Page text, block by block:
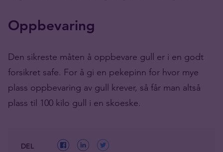
Oppbevaring
Den sikreste måten å oppbevare gull er i en godt
forsikret safe. For å gi en pekepinn for hvor mye
plass oppbevaring av gull krever, så får man altså
plass til 100 kilo gull i en skoeske.
DEL